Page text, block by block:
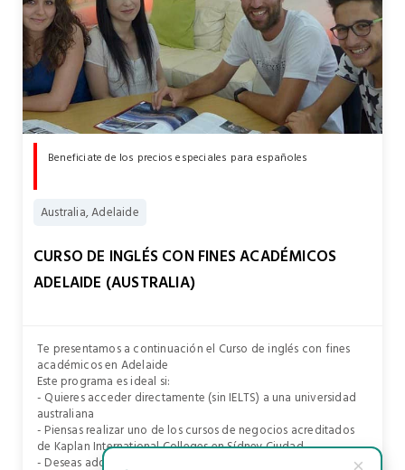
Beneficiate de los precios especiales para españoles
Australia, Adelaide
CURSO DE INGLÉS CON FINES ACADÉMICOS
ADELAIDE (AUSTRALIA)
Te presentamos a continuación el Curso de inglés con fines
académicos en Adelaide
Este programa es ideal si:
- Quieres acceder directamente (sin IELTS) a una universidad
australiana
- Piensas realizar uno de los cursos de negocios acreditados
de Kaplan International Colleges en Sídney Ciudad
- Deseas adquirir un excelente conocimiento de la cultura y